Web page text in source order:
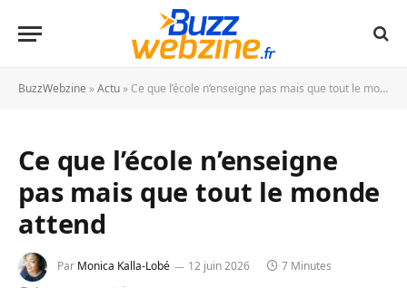
BuzzWebzine »Actu » Ce que l’école n’enseigne pas mais que tout le monde attend
Ce que l’école n’enseigne
pas mais que tout le monde
attend
Par Monica Kalla-Lobé 12 juin 2026
7 Minutes